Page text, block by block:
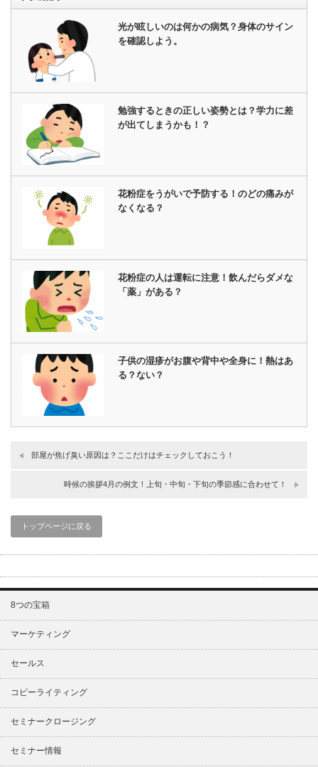
光が眩しいのは何かの病気？身体のサイン
を確認しよう。
勉強するときの正しい姿勢とは？学力に差
が出てしまうかも！？
花粉症をうがいで予防する！のどの痛みが
なくなる？
花粉症の人は運転に注意！飲んだらダメな
「薬」がある？
子供の湿疹がお腹や背中や全身に！熱はあ
る？ない？
部屋が焦げ臭い原因は？ここだけはチェックしておこう！
時候の挨拶4月の例文！上旬・中旬・下旬の季節感に合わせて！
トップページに戻る
8つの宝箱
マーケティング
セールス
コピーライティング
セミナークロージング
セミナー情報